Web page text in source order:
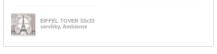
EIFFEL TOVER 33x33
servítky, Ambiente